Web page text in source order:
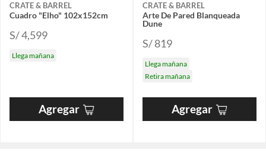
CRATE & BARREL
Cuadro "Elho" 102x152cm
S/ 4,599
Llega mañana
Agregar
CRATE & BARREL
Arte De Pared Blanqueada
Dune
S/ 819
Llega mañana
Retira mañana
Agregar